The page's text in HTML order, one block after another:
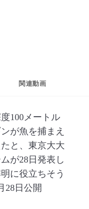
共有
関連動画
100メートル
が魚を捕まえ
と、東京大大
が28日発表し
に役立ちそう
28日公開